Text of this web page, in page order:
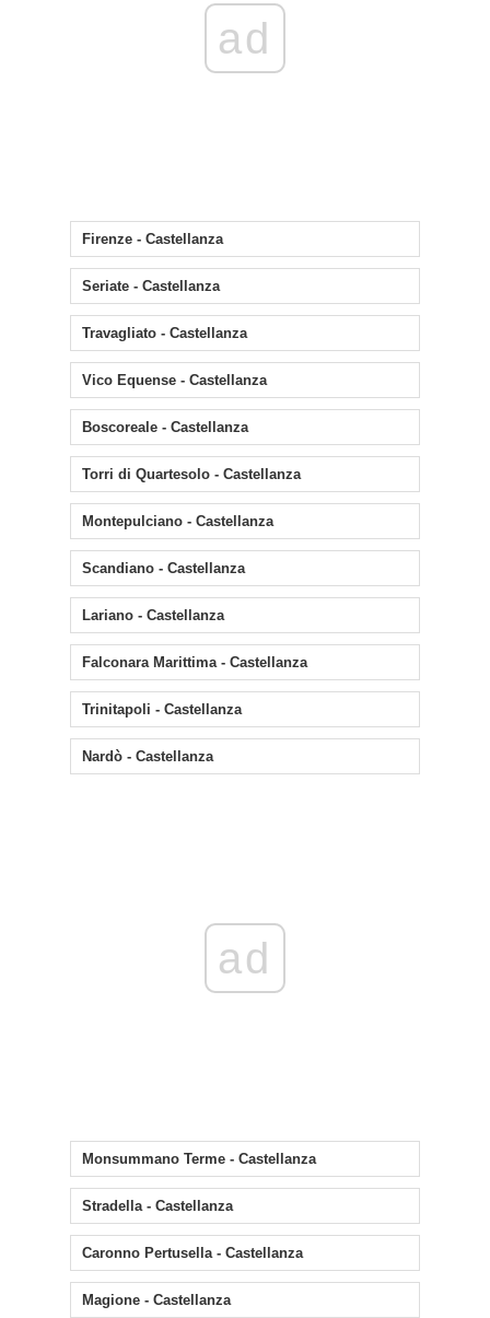
ad
Firenze - Castellanza
Seriate - Castellanza
Travagliato - Castellanza
Vico Equense - Castellanza
Boscoreale - Castellanza
Torri di Quartesolo - Castellanza
Montepulciano - Castellanza
Scandiano - Castellanza
Lariano - Castellanza
Falconara Marittima - Castellanza
Trinitapoli - Castellanza
Nardò - Castellanza
ad
Monsummano Terme - Castellanza
Stradella - Castellanza
Caronno Pertusella - Castellanza
Magione - Castellanza